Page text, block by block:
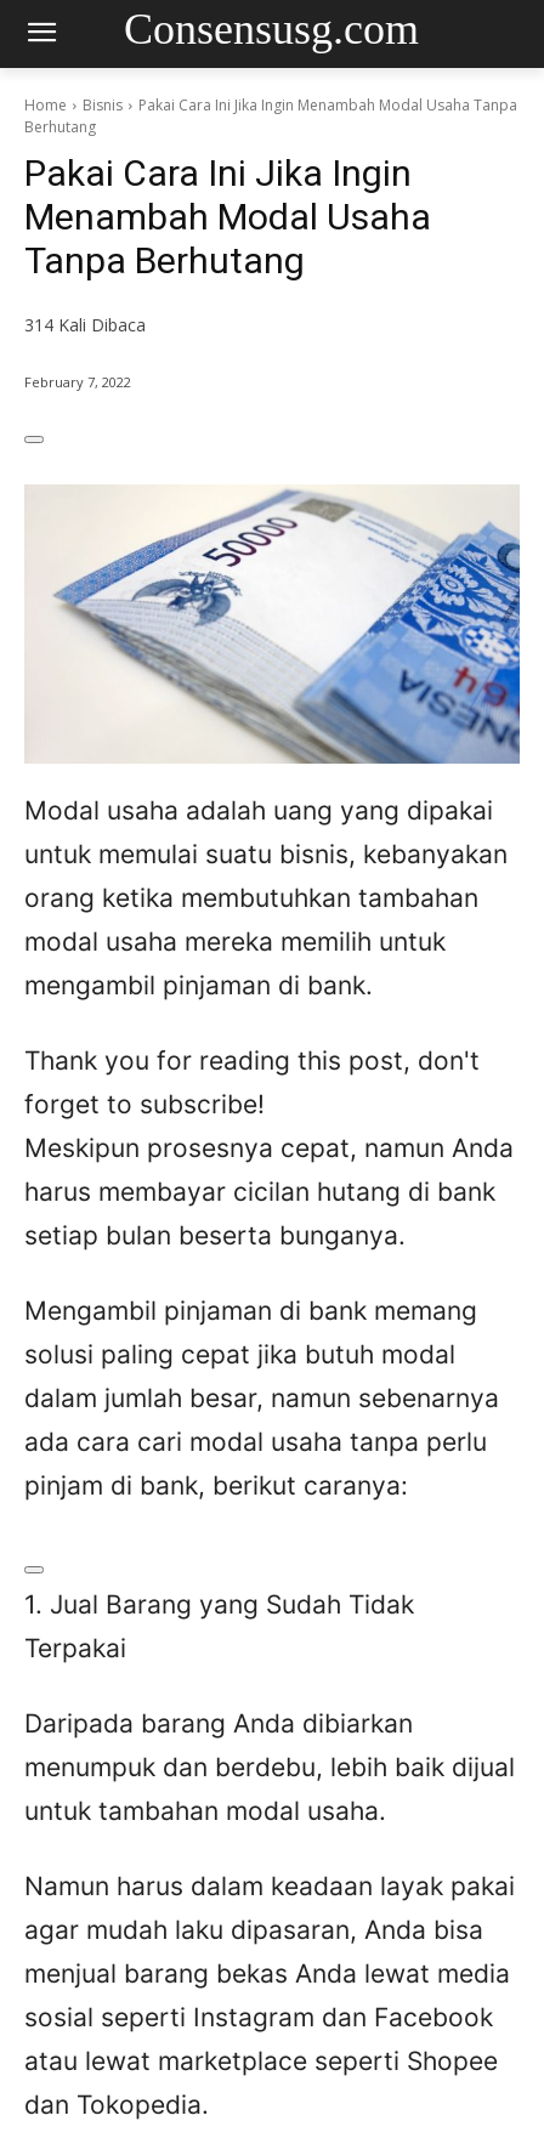
Consensusg.com
Home Bisnis
Pakai Cara Ini Jika Ingin Menambah Modal Usaha Tanpa
Berhutang
Pakai Cara Ini Jika Ingin
Menambah Modal Usaha
Tanpa Berhutang
314 Kali Dibaca
February 7, 2022
Modal usaha adalah uang yang dipakai
untuk memulai suatu bisnis, kebanyakan
orang ketika membutuhkan tambahan
modal usaha mereka memilih untuk
mengambil pinjaman di bank.
Thank you for reading this post, don't
forget to subscribe!
Meskipun prosesnya cepat, namun Anda
harus membayar cicilan hutang di bank
setiap bulan beserta bunganya.
Mengambil pinjaman di bank memang
solusi paling cepat jika butuh modal
dalam jumlah besar, namun sebenarnya
ada cara cari modal usaha tanpa perlu
pinjam di bank, berikut caranya:
1. Jual Barang yang Sudah Tidak
Terpakai
Daripada barang Anda dibiarkan
menumpuk dan berdebu, lebih baik dijual
untuk tambahan modal usaha.
Namun harus dalam keadaan layak pakai
agar mudah laku dipasaran, Anda bisa
menjual barang bekas Anda lewat media
sosial seperti Instagram dan Facebook
atau lewat marketplace seperti Shopee
dan Tokopedia.